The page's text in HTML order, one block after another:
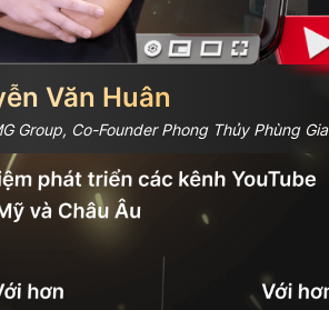
Văn Huân
Group, Co-Founder Phong Thủy Phùng Gia